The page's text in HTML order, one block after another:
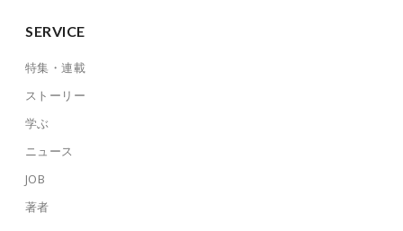
SERVICE
特集・連載
ストーリー
学ぶ
ニュース
JOB
著者